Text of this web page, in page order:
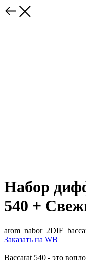
Набор
540 +
Заказать на WB
Baccarat 540 - это